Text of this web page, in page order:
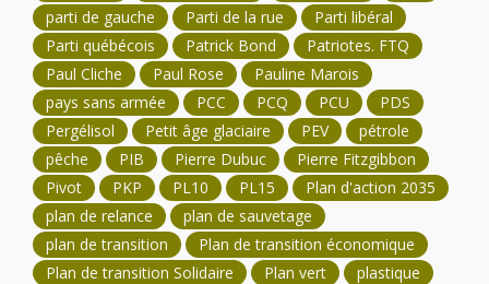
parti de gauche
Parti de la rue
Parti libéral
Parti québécois
Patrick Bond
Patriotes. FTQ
Paul Cliche
Paul Rose
Pauline Marois
pays sans armée
PCC PCQ PCU
PDS
Pergélisol
Petit âge glaciaire PEV
pétrole
pêche
PIB Pierre Dubuc
Pierre Fitzgibbon
Pivot
PKP PL10 PL15
Plan d'action 2035
plan de relance
plan de sauvetage
plan de transition
Plan de transition économique
Plan de transition Solidaire
Plan vert
plastique